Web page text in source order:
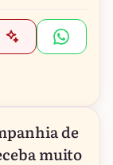
de
muito